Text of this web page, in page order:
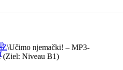
\Učimo njemački! – MP3-
(Ziel: Niveau B1)